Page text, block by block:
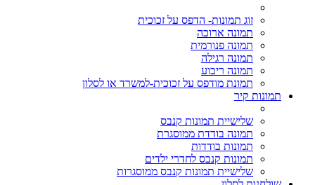
זוג תמונות- הדפס על זכוכית
תמונה ארוכה
תמונה פנורמית
תמונה רגילה
תמונה ריבוע
תמונת מודפס על זכוכית-למשרד או לסלון
תמונות קיר
שלישיית תמונות קנבס
תמונה בודדת ממוסגרת
תמונות בודדות
תמונות קנבס לחדרי ילדים
שלישיית תמונות קנבס ממוסגרות